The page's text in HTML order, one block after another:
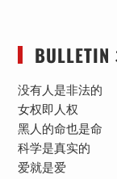
没有人是非法的
女权即人权
黑人的命也是命
科学是真实的
爱就是爱